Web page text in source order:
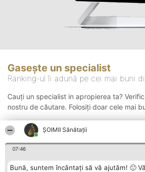
ŞOIMII Sănătații
07:46
Bună, suntem încântați să vă ajutăm! 🙂
Gasește un specialist
Ranking-ul îi adună pe cei mai buni
Cauți un specialist in apropierea ta?
nostru de căutare. Folosiți doar cele mai